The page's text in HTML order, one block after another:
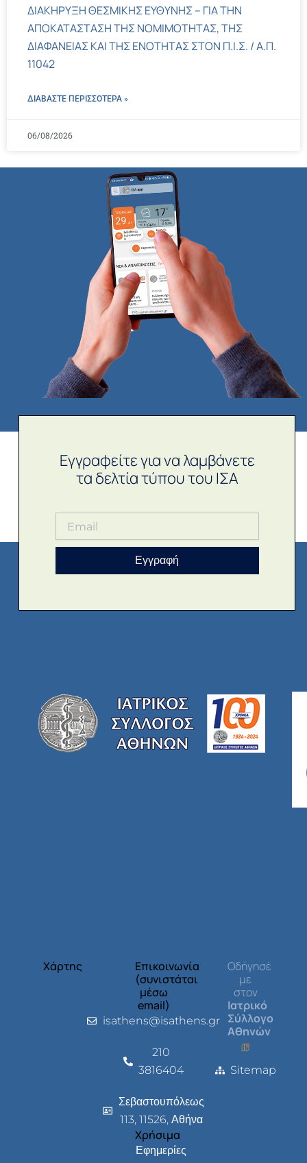
ΔΙΑΚΗΡΥΞΗ ΘΕΣΜΙΚΗΣ ΕΥΘΥΝΗΣ – ΓΙΑ ΤΗΝ
ΑΠΟΚΑΤΑΣΤΑΣΗ ΤΗΣ ΝΟΜΙΜΟΤΗΤΑΣ, ΤΗΣ
ΔΙΑΦΑΝΕΙΑΣ ΚΑΙ ΤΗΣ ΕΝΟΤΗΤΑΣ ΣΤΟΝ Π.Ι.Σ. / Α.Π.
11042
ΔΙΑΒΑΣΤΕ ΠΕΡΙΣΣΌΤΕΡΑ »
06/08/2026
Εγγραφείτε για να λαμβάνετε
τα δελτία τύπου του ΙΣΑ
Εγγραφή
Χάρτης
Επικοινωνία
(συνιστάται
μέσω
email)
isathens@isathens.gr
210
3816404
Σεβαστουπόλεως
113, 11526, Αθήνα
Χρήσιμα
Εφημερίες
Οδήγησέ
με
στον
Ιατρικό
Σύλλογο
Αθηνών
Sitemap